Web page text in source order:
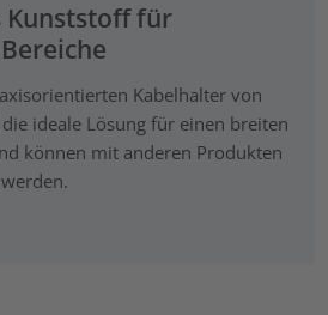
Kunststoff für
Kabelhalter von
ideale Lösung für einen breiten
können mit anderen Produkten